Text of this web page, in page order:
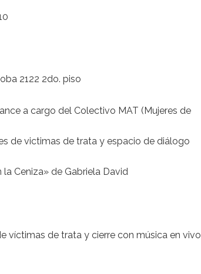
2122 2do. piso
a cargo del Colectivo MAT (Mujeres de
de victimas de trata y espacio de diálogo
Ceniza» de Gabriela David
víctimas de trata y cierre con música en vivo